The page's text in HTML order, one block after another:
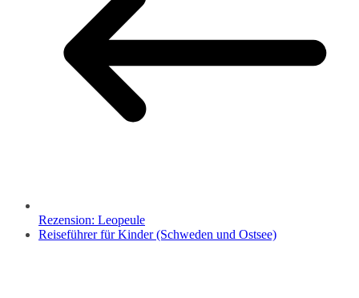
Rezension: Leopeule
Reiseführer für Kinder (Schweden und Ostsee)